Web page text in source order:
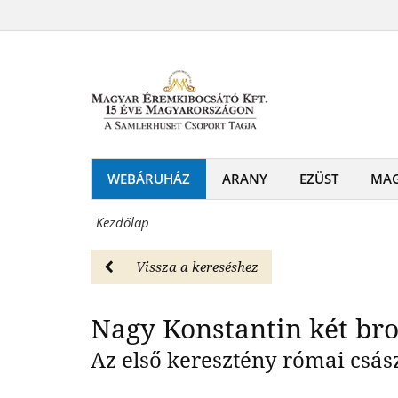
-
Konstantinápoly
történelmi
érmeszett
Éremkibocsátó
Kft.
WEBÁRUHÁZ ARANY EZÜST
Kezdőlap
Vissza a kereséshez
Nagy Konstantin két
Az első keresztény római
Nagy
Magyar
Kft.
hivatalos
forgalmazója!